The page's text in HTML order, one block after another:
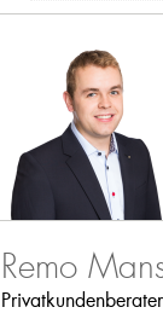
Remo
Privatkundenberater